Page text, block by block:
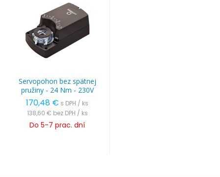
Servopohon bez spätnej
pružiny - 24 Nm - 230V
170,48 € s DPH / ks
138,60 € bez DPH / ks
Do 5-7 prac. dní